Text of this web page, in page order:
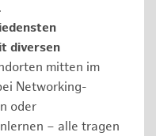
diversen
mitten im
Networking-
oder
– alle tragen